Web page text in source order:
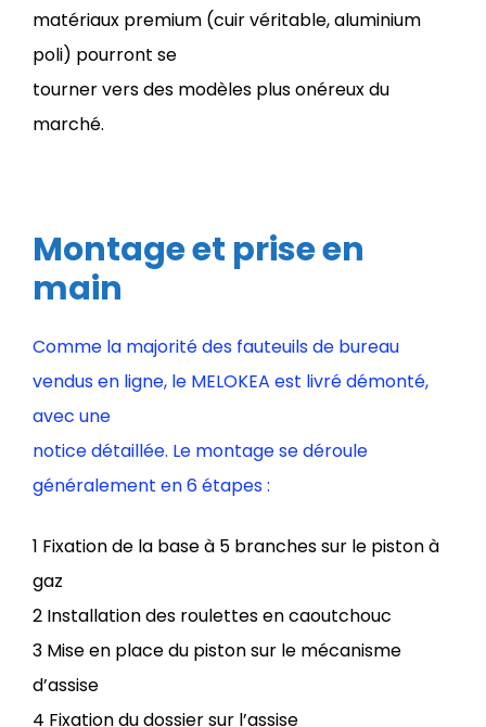
matériaux premium (cuir véritable, aluminium
poli) pourront se
tourner vers des modèles plus onéreux du
marché.
Montage et prise en
main
Comme la majorité des fauteuils de bureau
vendus en ligne, le MELOKEA est livré démonté,
avec une
notice détaillée. Le montage se déroule
généralement en 6 étapes :
1 Fixation de la base à 5 branches sur le piston à
gaz
2 Installation des roulettes en caoutchouc
3 Mise en place du piston sur le mécanisme
d’assise
4 Fixation du dossier sur l’assise